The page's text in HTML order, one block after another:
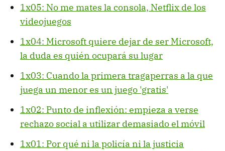
1x05: No me mates la consola, Netflix de los
videojuegos
1x04: Microsoft quiere dejar de ser Microsoft,
la duda es quién ocupará su lugar
1x03: Cuando la primera tragaperras a la que
juega un menor es un juego 'gratis'
1x02: Punto de inflexión: empieza a verse
rechazo social a utilizar demasiado el móvil
1x01: Por qué ni la policía ni la justicia